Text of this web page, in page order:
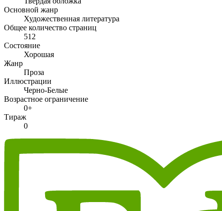
Основной жанр
Художественная литература
Общее количество страниц
512
Состояние
Хорошая
Жанр
Проза
Иллюстрации
Черно-Белые
Возрастное ограничение
0+
Тираж
0